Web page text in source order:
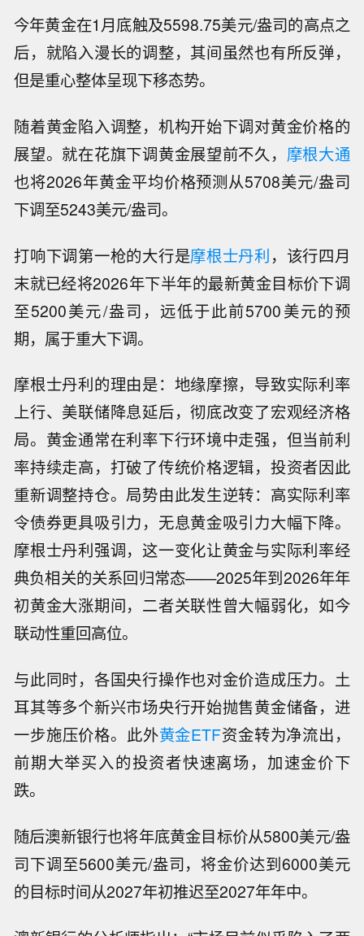
今年黄金在1月底触及5598.75美元/盎司的高点之
后，就陷入漫长的调整，其间虽然也有所反弹，
但是重心整体呈现下移态势。
随着黄金陷入调整，机构开始下调对黄金价格的
展望。就在花旗下调黄金展望前不久， 摩根大通
也将2026年黄金平均价格预测从5708美元/盎司
下调至5243美元/盎司。
打响下调第一枪的大行是摩根士丹利，该行四月
末就已经将2026年下半年的最新黄金目标价下调
至5200美元/盎司，远低于此前5700美元的预
期，属于重大下调。
摩根士丹利的理由是：地缘摩擦，导致实际利率
上行、美联储降息延后，彻底改变了宏观经济格
局。黄金通常在利率下行环境中走强，但当前利
率持续走高，打破了传统价格逻辑，投资者因此
重新调整持仓。局势由此发生逆转：高实际利率
令债券更具吸引力，无息黄金吸引力大幅下降。
摩根士丹利强调，这一变化让黄金与实际利率经
典负相关的关系回归常态——2025年到2026年年
初黄金大涨期间，二者关联性曾大幅弱化，如今
联动性重回高位。
与此同时，各国央行操作也对金价造成压力。土
耳其等多个新兴市场央行开始抛售黄金储备，进
一步施压价格。此外黄金ETF资金转为净流出，
前期大举买入的投资者快速离场，加速金价下
跌。
随后澳新银行也将年底黄金目标价从5800美元/盎
司下调至5600美元/盎司，将金价达到6000美元
的目标时间从2027年初推迟至2027年年中。